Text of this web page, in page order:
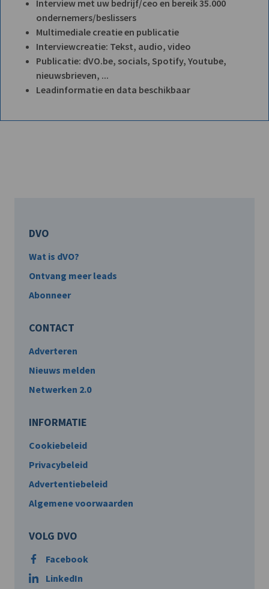
Interview met uw bedrijf/ceo en bereik 35.000
ondernemers/beslissers
Multimediale creatie en publicatie
Interviewcreatie: Tekst, audio, video
Publicatie: dVO.be, socials, Spotify, Youtube,
nieuwsbrieven, ...
Leadinformatie en data beschikbaar
DVO
Wat is dVO?
Ontvang meer leads
Abonneer
CONTACT
Adverteren
Nieuws melden
Netwerken 2.0
INFORMATIE
Cookiebeleid
Privacybeleid
Advertentiebeleid
Algemene voorwaarden
VOLG DVO
Facebook
LinkedIn